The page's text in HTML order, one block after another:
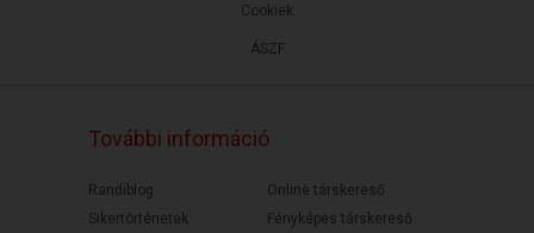
ÁSZF
Cookiek
További információ
Randiblog
Sikertörténetek
Online társkereső
Fényképes társkereső